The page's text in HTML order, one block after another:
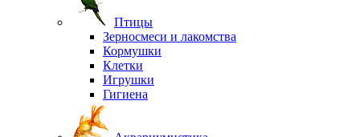
Птицы
Зерносмеси и лакомства
Кормушки
Клетки
Игрушки
Гигиена